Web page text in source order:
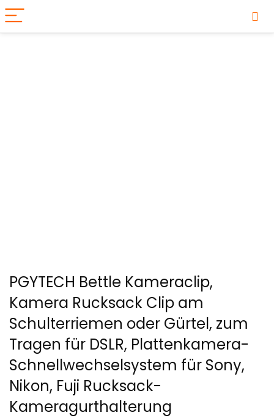
PGYTECH Bettle Kameraclip,
Kamera Rucksack Clip am
Schulterriemen oder Gürtel, zum
Tragen für DSLR, Plattenkamera-
Schnellwechselsystem für Sony,
Nikon, Fuji Rucksack-
Kameragurthalterung